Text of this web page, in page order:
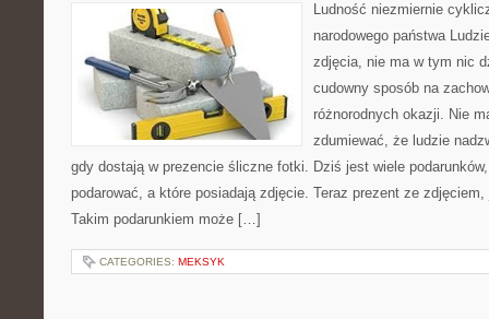
Ludność niezmiernie
narodowego państwa
zdjęcia, nie ma w tym nic
cudowny sposób na
różnorodnych okazji. Nie
zdumiewać, że ludzie
gdy dostają w prezencie śliczne fotki. Dziś jest wiele
podarować, a które posiadają zdjęcie. Teraz prezent ze zdjęciem,
Takim podarunkiem może […]
CATEGORIES: MEKSYK